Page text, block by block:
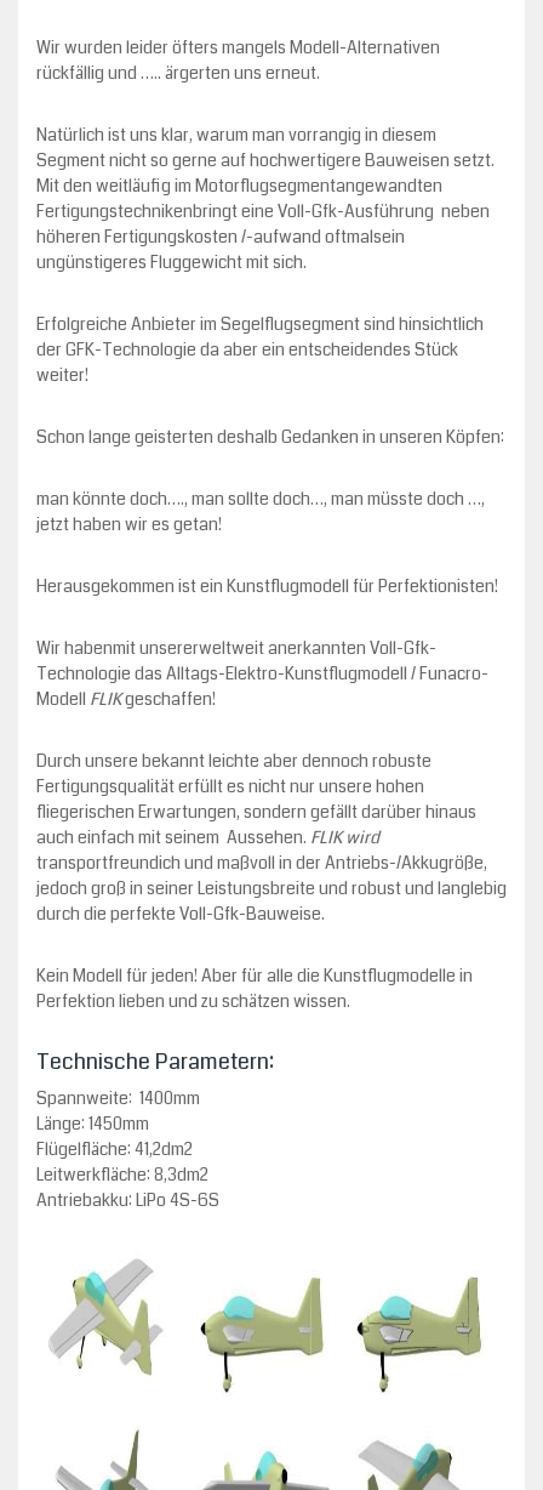
Wir wurden leider öfters mangels Modell-Alternativen
rückfällig und ….. ärgerten uns erneut.
Natürlich ist uns klar, warum man vorrangig in diesem
Segment nicht so gerne auf hochwertigere Bauweisen setzt.
Mit den weitläufig im Motorflugsegmentangewandten
Fertigungstechnikenbringt eine Voll-Gfk-Ausführung neben
höheren Fertigungskosten /-aufwand oftmalsein
ungünstigeres Fluggewicht mit sich.
Erfolgreiche Anbieter im Segelflugsegment sind hinsichtlich
der GFK-Technologie da aber ein entscheidendes Stück
weiter!
Schon lange geisterten deshalb Gedanken in unseren Köpfen:
man könnte doch…., man sollte doch…, man müsste doch …,
jetzt haben wir es getan!
Herausgekommen ist ein Kunstflugmodell für Perfektionisten!
Wir habenmit unsererweltweit anerkannten Voll-Gfk-
Technologie das Alltags-Elektro-Kunstflugmodell / Funacro-
Modell FLIKgeschaffen!
Durch unsere bekannt leichte aber dennoch robuste
Fertigungsqualität erfüllt es nicht nur unsere hohen
fliegerischen Erwartungen, sondern gefällt darüber hinaus
auch einfach mit seinem Aussehen. FLIK wird
transportfreundich und maßvoll in der Antriebs-/Akkugröße,
jedoch groß in seiner Leistungsbreite und robust und langlebig
durch die perfekte Voll-Gfk-Bauweise.
Kein Modell für jeden! Aber für alle die Kunstflugmodelle in
Perfektion lieben und zu schätzen wissen.
Technische Parametern:
Spannweite: 1400mm
Länge: 1450mm
Flügelfläche: 41,2dm2
Leitwerkfläche: 8,3dm2
Antriebakku: LiPo 4S-6S